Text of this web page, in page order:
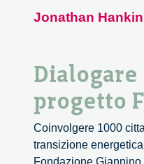
food:
for
and
Fairness
Jonathan
progetto
Coinvolgere 1000
transizione
Fondazione